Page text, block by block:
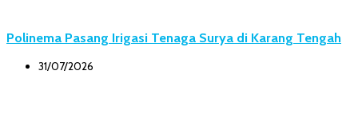
Polinema Pasang Irigasi Tenaga Surya di Karang Tengah
31/07/2026